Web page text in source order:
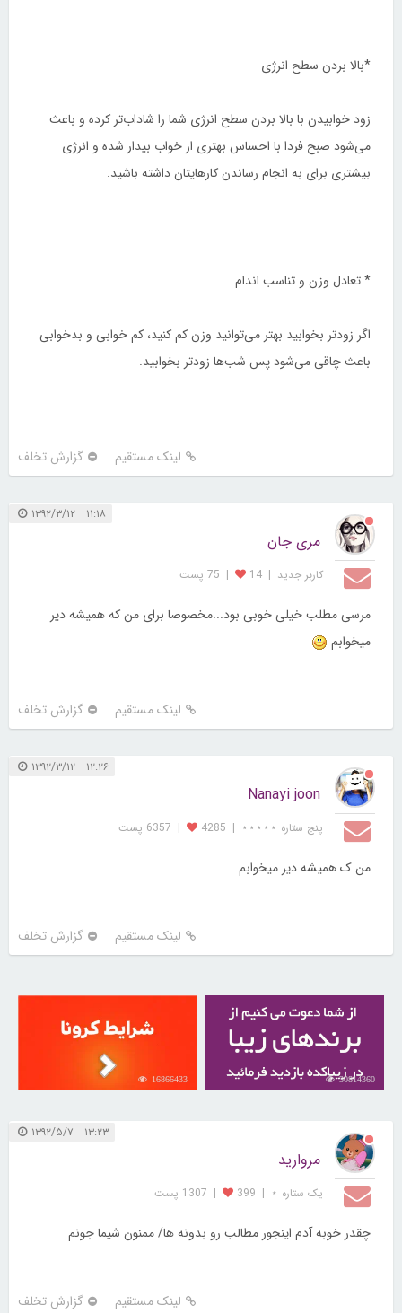
*بالا بردن سطح انرژی
زود خوابیدن با بالا بردن سطح انرژی شما را شاداب‌تر کرده و باعث
می‌شود صبح فردا با احساس بهتری از خواب بیدار شده و انرژی
بیشتری برای به انجام رساندن کارهایتان داشته باشید.
* تعادل وزن و تناسب اندام
اگر زودتر بخوابید بهتر می‌توانید وزن کم کنید، کم خوابی و بدخوابی
باعث چاقی می‌شود پس شب‌ها زودتر بخوابید.
لینک مستقیم گزارش تخلف
۱۱:۱۸ ۱۳۹۲/۳/۱۲
مری جان
کاربر جديد |
14
| 75 پست
مرسی مطلب خیلی خوبی بود...مخصوصا برای من که همیشه دیر
میخوابم
لینک مستقیم گزارش تخلف
۱۲:۲۶ ۱۳۹۲/۳/۱۲
Nanayi joon
پنج ستاره ⋆⋆⋆⋆⋆ |
4285
| 6357 پست
من ک همیشه دیر میخوابم
لینک مستقیم گزارش تخلف
30814360
16866433
۱۳:۲۳ ۱۳۹۲/۵/۷
مروارید
یک ستاره ⋆ |
399
| 1307 پست
چقدر خوبه آدم اینجور مطالب رو بدونه ها/ ممنون شیما جونم
لینک مستقیم گزارش تخلف